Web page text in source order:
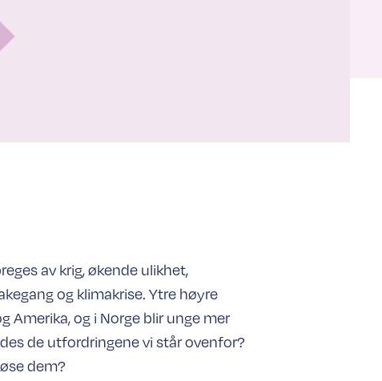
av krig, økende ulikhet,
og klimakrise. Ytre høyre
Amerika, og i Norge blir unge mer
de utfordringene vi står ovenfor?
dem?